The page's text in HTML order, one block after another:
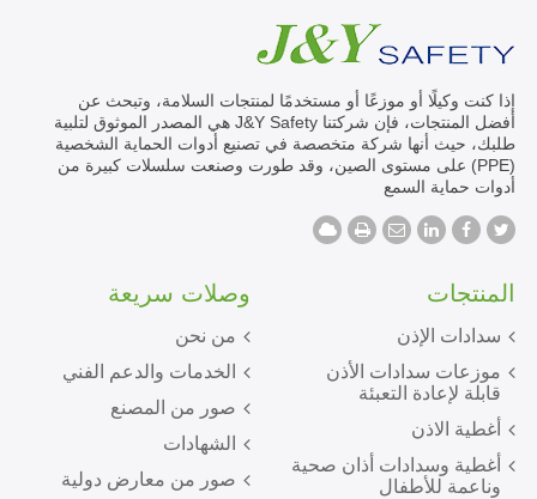
إذا كنت وكيلًا أو موزعًا أو مستخدمًا لمنتجات السلامة، وتبحث عن
أفضل المنتجات، فإن شركتنا J&Y Safety هي المصدر الموثوق لتلبية
طلبك، حيث أنها شركة متخصصة في تصنيع أدوات الحماية الشخصية
(PPE) على مستوى الصين، وقد طورت وصنعت سلسلات كبيرة من
أدوات حماية السمع
وصلات سريعة
من نحن
الخدمات والدعم الفني
صور من المصنع
الشهادات
صور من معارض دولية
المنتجات
سدادات الإذن
موزعات سدادات الأذن
قابلة لإعادة التعبئة
أغطية الاذن
أغطية وسدادات أذان صحية
وناعمة للأطفال